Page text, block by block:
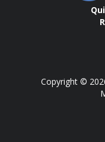
Copyright ©